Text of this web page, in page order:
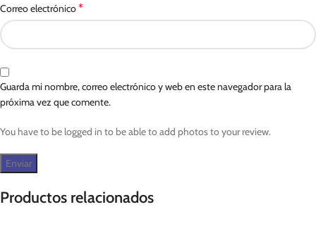
Correo electrónico*
Guarda mi nombre, correo electrónico y web en este navegador para la
próxima vez que comente.
You have to be logged in to be able to add photos to your review.
Productos relacionados